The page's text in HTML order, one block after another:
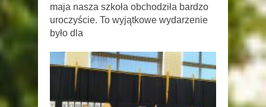
maja nasza szkoła obchodziła bardzo
uroczyście. To wyjątkowe wydarzenie
było dla